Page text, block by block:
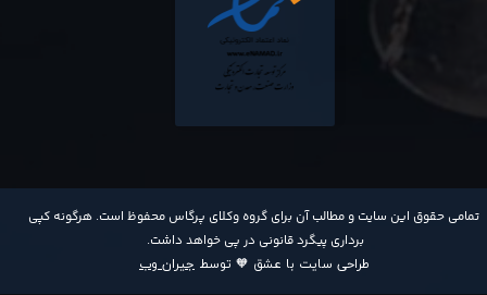
​تمامی حقوق این سایت و مطالب آن برای گروه وکلای پرگاس محفوظ است. هرگونه کپی
برداری پیگرد قانونی در پی خواهد داشت​​​​​​​.
طراحی سایت با عشق 🧡 توسط جیران وب